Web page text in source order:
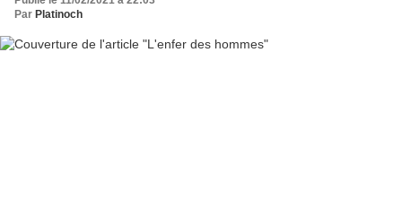
Par Platinoch